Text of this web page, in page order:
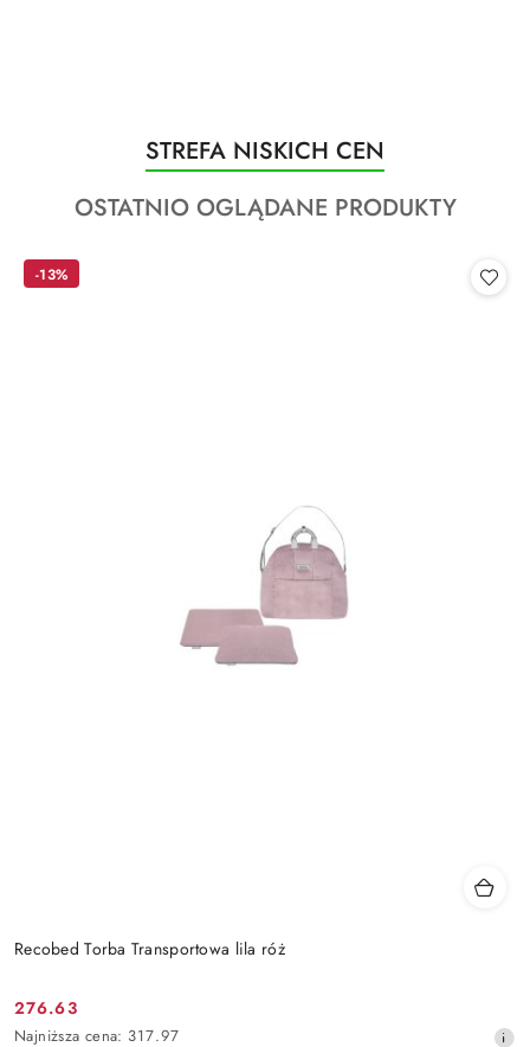
Pomiń karuzelę produktów
Produkty
o
statusie:
STREFA NISKICH CEN
Produkty
statusie:
OSTATNIO OGLĄDANE PRODUKTY
Recobed Torba Transportowa lila róż
Cena
276.63
Najniższa
Najniższa cena: 317.97
-13%